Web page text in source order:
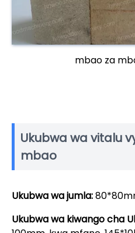
mbao za
Ukubwa wa vitalu
mbao
Ukubwa wa jumla:
Ukubwa wa kiwango cha